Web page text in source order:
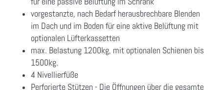
vorgestanzte, nach Bedarf herausbrechbare Blenden
im Dach und im Boden für eine aktive Belüftung mit
optionalen Lüfterkassetten
max. Belastung 1200kg, mit optionalen Schienen bis
1500kg.
4 Nivellierfüße
Perforierte Stützen - Die Öffnungen über die gesamte